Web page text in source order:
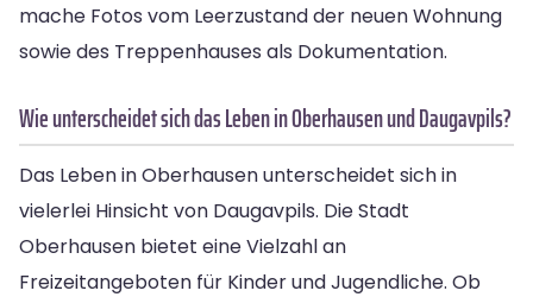
mache Fotos vom Leerzustand der neuen Wohnung
sowie des Treppenhauses als Dokumentation.
Wie unterscheidet sich das Leben in Oberhausen und Daugavpils?
Das Leben in Oberhausen unterscheidet sich in
vielerlei Hinsicht von Daugavpils. Die Stadt
Oberhausen bietet eine Vielzahl an
Freizeitangeboten für Kinder und Jugendliche. Ob